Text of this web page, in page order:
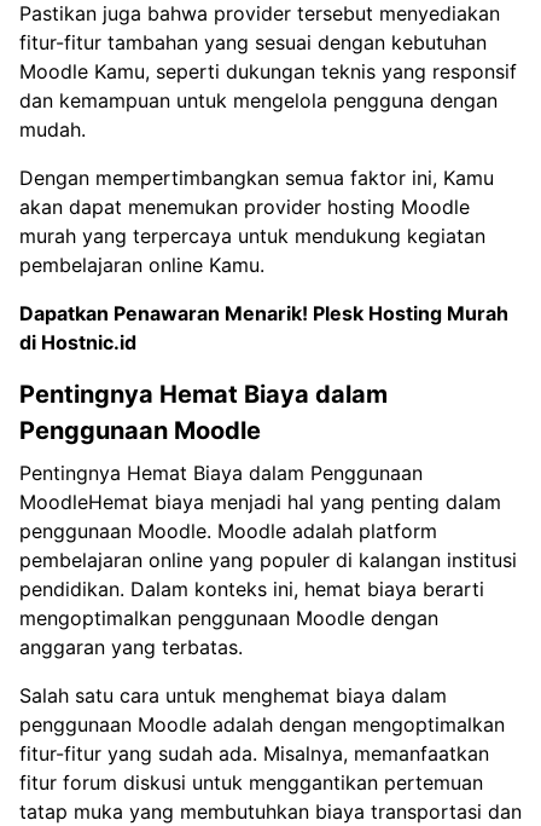
Pastikan juga bahwa provider tersebut menyediakan
fitur-fitur tambahan yang sesuai dengan kebutuhan
Moodle Kamu, seperti dukungan teknis yang responsif
dan kemampuan untuk mengelola pengguna dengan
mudah.
Dengan mempertimbangkan semua faktor ini, Kamu
akan dapat menemukan provider hosting Moodle
murah yang terpercaya untuk mendukung kegiatan
pembelajaran online Kamu.
Dapatkan Penawaran Menarik! Plesk Hosting Murah
di Hostnic.id
Pentingnya Hemat Biaya dalam
Penggunaan Moodle
Pentingnya Hemat Biaya dalam Penggunaan
MoodleHemat biaya menjadi hal yang penting dalam
penggunaan Moodle. Moodle adalah platform
pembelajaran online yang populer di kalangan institusi
pendidikan. Dalam konteks ini, hemat biaya berarti
mengoptimalkan penggunaan Moodle dengan
anggaran yang terbatas.
Salah satu cara untuk menghemat biaya dalam
penggunaan Moodle adalah dengan mengoptimalkan
fitur-fitur yang sudah ada. Misalnya, memanfaatkan
fitur forum diskusi untuk menggantikan pertemuan
tatap muka yang membutuhkan biaya transportasi dan